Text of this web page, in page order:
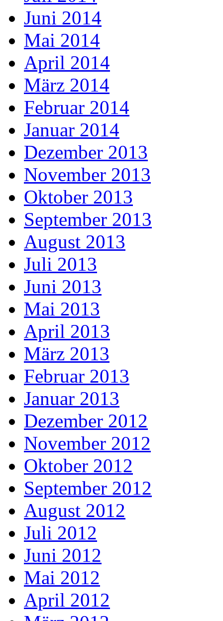
Juni 2014
Mai 2014
April 2014
März 2014
Februar 2014
Januar 2014
Dezember 2013
November 2013
Oktober 2013
September 2013
August 2013
Juli 2013
Juni 2013
Mai 2013
April 2013
März 2013
Februar 2013
Januar 2013
Dezember 2012
November 2012
Oktober 2012
September 2012
August 2012
Juli 2012
Juni 2012
Mai 2012
April 2012